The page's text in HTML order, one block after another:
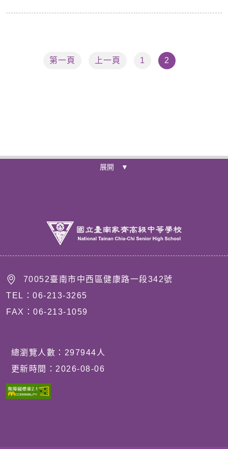
第一頁 上一頁 1 2
展開 ▼
70052臺南市中西區健康路一段342號
TEL：06-213-3265
FAX：06-213-1059
總瀏覽人數： 297944 人
更新時間： 2026-08-06